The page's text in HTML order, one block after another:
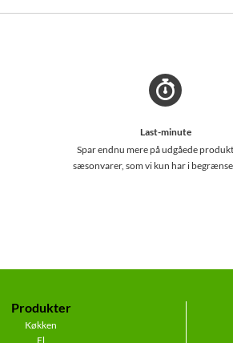
Last-minute
Spar endnu mere på udgåede
sæsonvarer, som vi kun har i
Produkter
Køkken
El